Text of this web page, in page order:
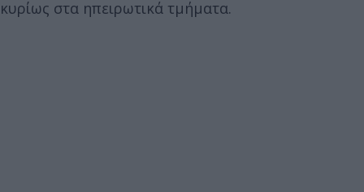
κυρίως στα ηπειρωτικά τμήματα.